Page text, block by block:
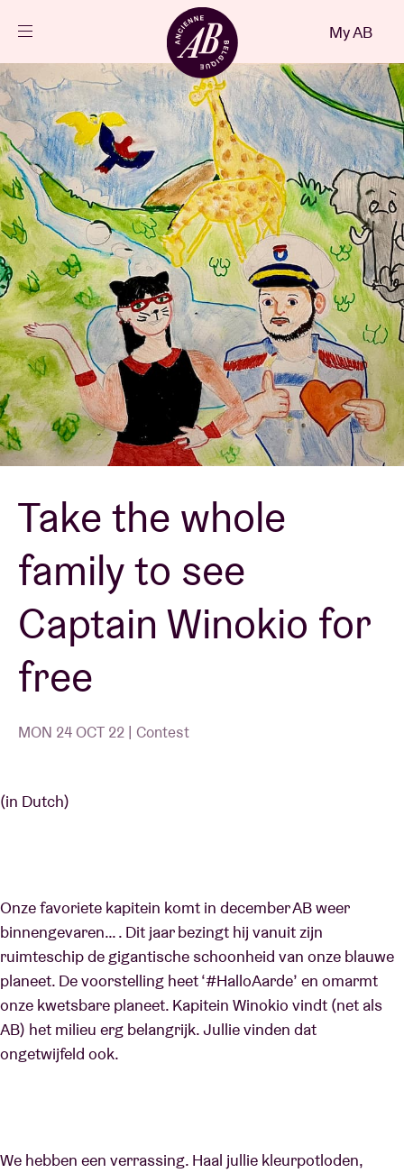
Events
Projects
News
Visitor info
AB ❤ you
Venue hire
BRDCST
ABtv
Concert voucher
About AB
Contact
My AB
Take the whole
family to see
Captain Winokio for
free
MON 24 OCT 22 | Contest
(in Dutch)
Onze favoriete kapitein komt in december AB weer
binnengevaren… . Dit jaar bezingt hij vanuit zijn
ruimteschip de gigantische schoonheid van onze blauwe
planeet. De voorstelling heet ‘#HalloAarde’ en omarmt
onze kwetsbare planeet. Kapitein Winokio vindt (net als
AB) het milieu erg belangrijk. Jullie vinden dat
ongetwijfeld ook.
We hebben een verrassing. Haal jullie kleurpotloden,